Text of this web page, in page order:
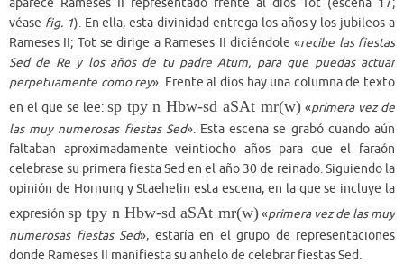
véase fig. 1). En ella, esta divinidad entrega los años y los jubileos a
Rameses II; Tot se dirige a Rameses II diciéndole «recibe las fiestas
Sed de Re y los años de tu padre Atum, para que puedas actuar
perpetuamente como rey». Frente al dios hay una columna de texto
en el que se lee: sp tpy n Hbw-sd aSAt mr(w) «primera vez de
las muy numerosas fiestas Sed». Esta escena se grabó cuando aún
faltaban aproximadamente veintiocho años para que el faraón
celebrase su primera fiesta Sed en el año 30 de reinado. Siguiendo la
opinión de Hornung y Staehelin esta escena, en la que se incluye la
expresiónsp tpy n Hbw-sd aSAt mr(w)«primera vez de las muy
numerosas fiestas Sed», estaría en el grupo de representaciones
donde Rameses II manifiesta su anhelo de celebrar fiestas Sed.